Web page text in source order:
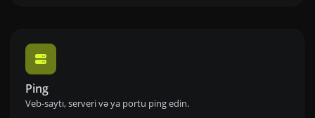
Ping
Veb-saytı, serveri və ya portu ping edin.